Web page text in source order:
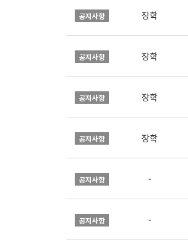
공지사항 장학
공지사항 장학
공지사항 장학
공지사항 장학
공지사항 -
공지사항 -